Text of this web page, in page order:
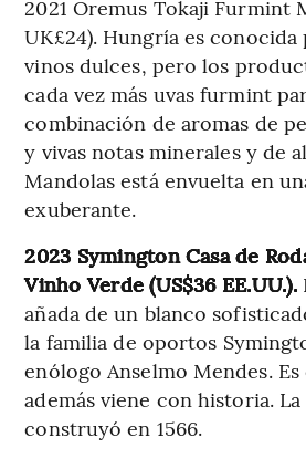
2021 Oremus Tokaji Furmint
UK£24). Hungría es conocida
vinos dulces, pero los
cada vez más uvas furmint
combinación de aromas de
y vivas notas minerales y de
Mandolas está envuelta en
exuberante.
2023 Symington Casa de
Vinho Verde (US$36 EE.UU.).
añada de un blanco
la familia de oportos
enólogo Anselmo Mendes.
además viene con historia. La
construyó en 1566.